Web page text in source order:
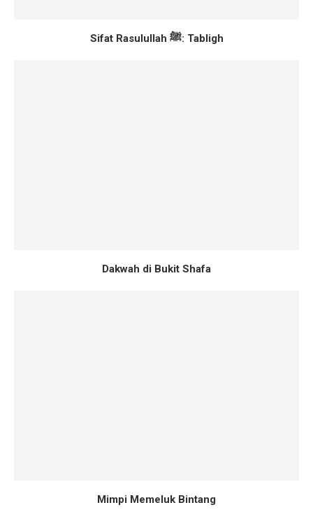
Sifat Rasulullah ﷺ: Tabligh
Dakwah di Bukit Shafa
Mimpi Memeluk Bintang